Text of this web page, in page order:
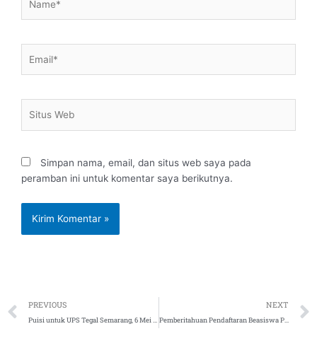
Web
Simpan nama, email, dan situs web saya pada
peramban ini untuk komentar saya berikutnya.
Prev
PREVIOUS
Puisi untuk UPS Tegal Semarang, 6 Mei 2021
NEXT
Pemberitahuan Pendaftaran Beasiswa Pendidikan Magister menuju Doktor untuk Sarjana Unggul (PMDSU) Batch VI